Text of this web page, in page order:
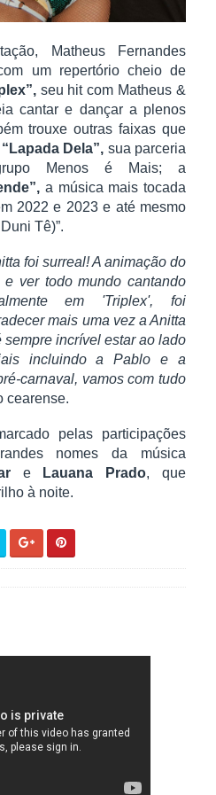
Matheus Fernandes
um repertório cheio de
seu hit com Matheus &
cantar e dançar a plenos
trouxe outras faixas que
“Lapada Dela”, sua parceria
Menos é Mais; a
a música mais tocada
2022 e 2023 e até mesmo
Tê)”.
foi surreal! A animação do
ver todo mundo cantando
em 'Triplex', foi
mais uma vez a Anitta
incrível estar ao lado
incluindo a Pablo e a
carnaval, vamos com tudo
cearense.
pelas participações
nomes da música
e Lauana Prado, que
à noite.